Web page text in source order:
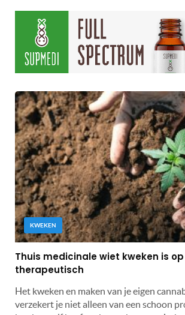
KWEKEN
Thuis medicinale wiet kweken is
therapeutisch
Het kweken en maken van je eigen
verzekert je niet alleen van een schoon